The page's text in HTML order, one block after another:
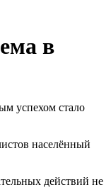
в
успехом стало
населённый
действий не